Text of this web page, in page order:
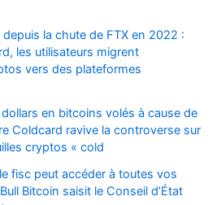
la chute de FTX en 2022 :
les utilisateurs migrent
vers des plateformes
en bitcoins volés à cause de
Coldcard ravive la controverse sur
cryptos « cold
fisc peut accéder à toutes vos
Bitcoin saisit le Conseil d’État